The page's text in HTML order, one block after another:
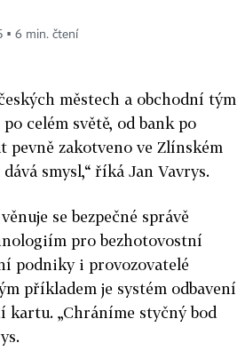
▪ 6 min. čtení
městech a obchodní tým
celém světě, od bank po
pevně zakotveno ve Zlínském
smysl,“ říká Jan Vavrys.
se bezpečné správě
pro bezhotovostní
podniky i provozovatelé
příkladem je systém odbavení
„Chráníme styčný bod